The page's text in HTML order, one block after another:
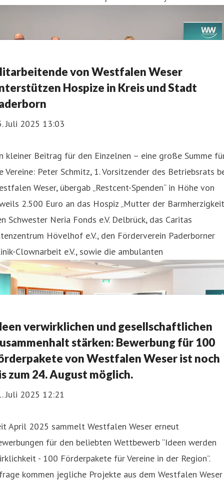
von Westfalen Weser
Hospize in Kreis und Stadt
Juli 2025 13:03
kleiner Beitrag für den Einzelnen – eine große Summe
Vereine: Peter Schmitz, 1. Vorsitzender des Betriebsrats
Weser, übergab „Restcent-Spenden“ in Höhe von
2.500 Euro an das Hospiz „Mutter der
Schwester Neria Fonds e.V. Delbrück, das Caritas
Hövelhof e.V., den Förderverein Paderborner
Clownarbeit e.V., sowie die ambulanten
verwirklichen und gesellschaftlichen
stärken: Bewerbung für 100
von Westfalen Weser ist noch
zum 24. August möglich.
Juli 2025 12:21
April 2025 sammelt Westfalen Weser erneut
für den beliebten Wettbewerb “Ideen werden
- 100 Förderpakete für Vereine in der Region”.
kommen jegliche Projekte aus dem Westfalen Weser